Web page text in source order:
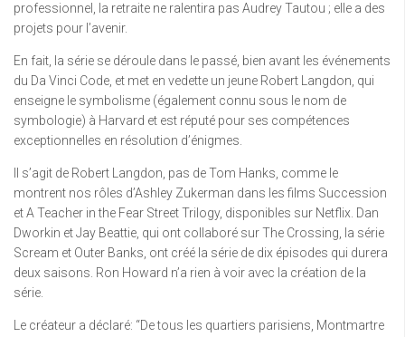
professionnel, la retraite ne ralentira pas Audrey Tautou ; elle a des
projets pour l’avenir.
En fait, la série se déroule dans le passé, bien avant les événements
du Da Vinci Code, et met en vedette un jeune Robert Langdon, qui
enseigne le symbolisme (également connu sous le nom de
symbologie) à Harvard et est réputé pour ses compétences
exceptionnelles en résolution d’énigmes.
Il s’agit de Robert Langdon, pas de Tom Hanks, comme le
montrent nos rôles d’Ashley Zukerman dans les films Succession
et A Teacher in the Fear Street Trilogy, disponibles sur Netflix. Dan
Dworkin et Jay Beattie, qui ont collaboré sur The Crossing, la série
Scream et Outer Banks, ont créé la série de dix épisodes qui durera
deux saisons. Ron Howard n’a rien à voir avec la création de la
série.
Le créateur a déclaré: “De tous les quartiers parisiens, Montmartre